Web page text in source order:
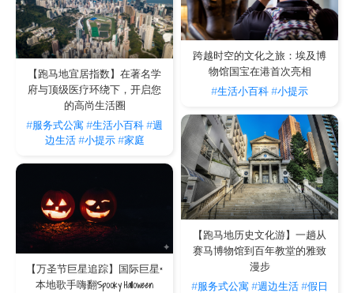
跨越时空的文化之旅：埃及博
物馆国宝在港首次亮相
#生活小百科#小提示
【跑马地宜居指数】在著名学
府与顶级医疗环绕下，开启您
的高尚生活圈
#服务式公寓#生活小百科#週
边生活 #小提示 #家庭
【跑马地历史文化游】一趟从
赛马博物馆到百年教堂的雅致
漫步
#服务式公寓#週边生活#假日
【万圣节巨星追踪】国际巨星×
本地歌手嗨翻Spooky Halloween